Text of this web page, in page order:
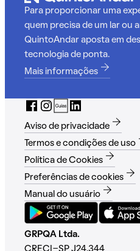
Para proporcionar uma
quem precisa de um lar ou
QuintoAndar aposta em
tecnologia de ponta.
Mais informações
Aviso de privacidade
Termos e condições de uso
Política de Cookies
Preferências de cookies
Manual do usuário
GRPQA Ltda.